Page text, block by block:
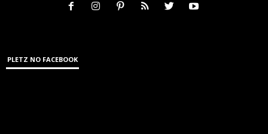
PLETZ NO FACEBOOK